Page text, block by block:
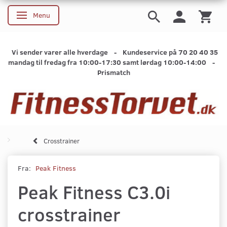
Skifte navigation
Menu
Vi sender varer alle hverdage - Kundeservice på 70 20 40 35
mandag til fredag fra 10:00-17:30 samt lørdag 10:00-14:00 -
Prismatch
Crosstrainer
Fra: Peak Fitness
Peak Fitness C3.0i
crosstrainer